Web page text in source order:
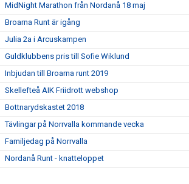
MidNight Marathon från Nordanå 18 maj
Broarna Runt är igång
Julia 2a i Arcuskampen
Guldklubbens pris till Sofie Wiklund
Inbjudan till Broarna runt 2019
Skellefteå AIK Friidrott webshop
Bottnarydskastet 2018
Tävlingar på Norrvalla kommande vecka
Familjedag på Norrvalla
Nordanå Runt - knatteloppet